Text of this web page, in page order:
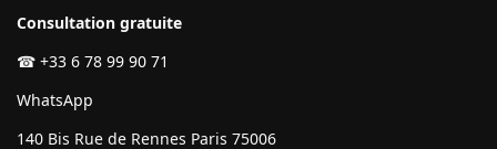
Consultation gratuite
☎ +33 6 78 99 90 71
WhatsApp
140 Bis Rue de Rennes Paris 75006